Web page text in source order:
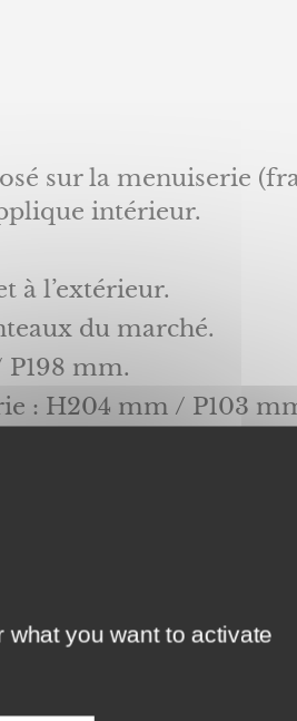
sur la menuiserie
intérieur.
à l’extérieur.
du marché.
mm.
: H204 mm / P103
EPDM,
(en option) avec
W/m².K (en cas de
you want to activate